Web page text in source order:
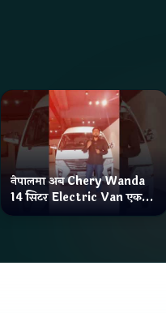
नेपालमा अब Chery Wanda
14 सिटर Electric Van एक
Charge मा दिन्छ 300KM